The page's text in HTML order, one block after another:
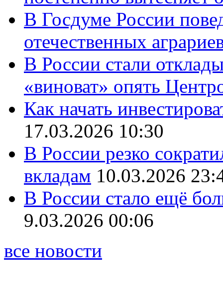
В Госдуме России
отечественных
В России стали
«виноват» опять
Как начать
17.03.2026 10:30
В России резко
вкладам 10.03.2026
В России стало ещё
9.03.2026 00:06
все новости